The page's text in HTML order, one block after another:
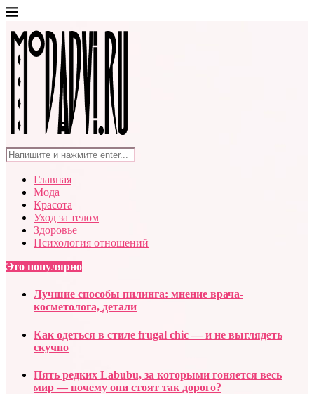
Главная
Мода
Красота
Уход за телом
Здоровье
Психология отношений
Это популярно
Лучшие способы пилинга: мнение врача-
косметолога, детали
Как одеться в стиле frugal chic — и не выглядеть
скучно
Пять редких Labubu, за которыми гоняется весь
мир — почему они стоят так дорого?